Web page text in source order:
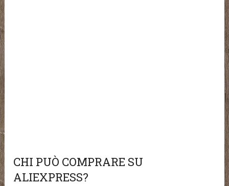
CHI PUÒ COMPRARE SU
ALIEXPRESS?